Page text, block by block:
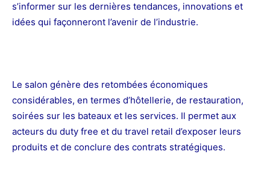
s’informer sur les dernières tendances, innovations et
idées qui façonneront l’avenir de l’industrie.
Le salon génère des retombées économiques
considérables, en termes d’hôtellerie, de restauration,
soirées sur les bateaux et les services. Il permet aux
acteurs du duty free et du travel retail d’exposer leurs
produits et de conclure des contrats stratégiques.